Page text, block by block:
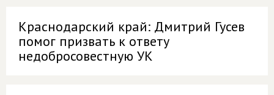
Краснодарский край: Дмитрий Гусев
помог призвать к ответу
недобросовестную УК